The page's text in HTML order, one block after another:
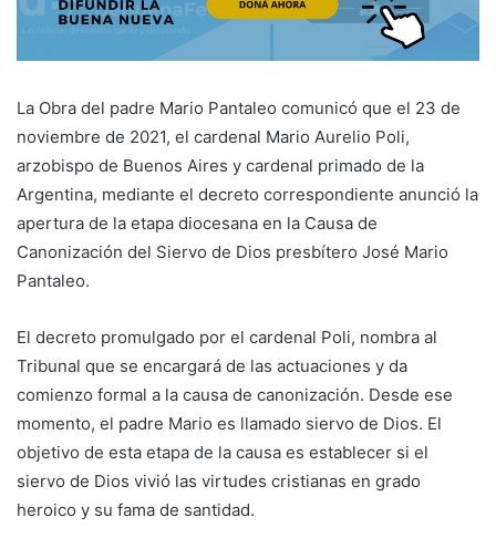
La Obra del padre Mario Pantaleo comunicó que el 23 de
noviembre de 2021, el cardenal Mario Aurelio Poli,
arzobispo de Buenos Aires y cardenal primado de la
Argentina, mediante el decreto correspondiente anunció la
apertura de la etapa diocesana en la Causa de
Canonización del Siervo de Dios presbítero José Mario
Pantaleo.
El decreto promulgado por el cardenal Poli, nombra al
Tribunal que se encargará de las actuaciones y da
comienzo formal a la causa de canonización. Desde ese
momento, el padre Mario es llamado siervo de Dios. El
objetivo de esta etapa de la causa es establecer si el
siervo de Dios vivió las virtudes cristianas en grado
heroico y su fama de santidad.